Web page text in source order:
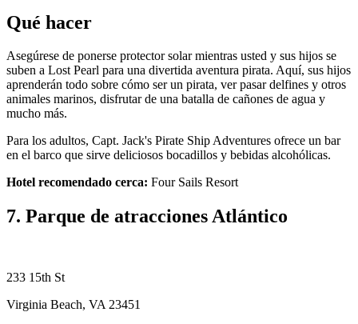
Qué hacer
Asegúrese de ponerse protector solar mientras usted y sus hijos se
suben a Lost Pearl para una divertida aventura pirata. Aquí, sus hijos
aprenderán todo sobre cómo ser un pirata, ver pasar delfines y otros
animales marinos, disfrutar de una batalla de cañones de agua y
mucho más.
Para los adultos, Capt. Jack's Pirate Ship Adventures ofrece un bar
en el barco que sirve deliciosos bocadillos y bebidas alcohólicas.
Hotel recomendado cerca: Four Sails Resort
7. Parque de atracciones Atlántico
233 15th St
Virginia Beach, VA 23451